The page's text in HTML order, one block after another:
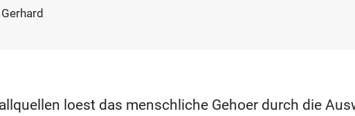
loest das menschliche Gehoer durch die